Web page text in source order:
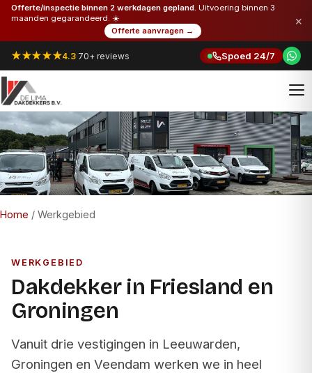
Offerte/inspectie binnen 2 werkdagen gepland. Uitvoering binnen 3
maanden gegarandeerd. ☀️
Offerte aanvragen →
×
★★★★★4.3·70+ reviews Spoed 24/7
Home / Werkgebied
WERKGEBIED
Dakdekker in Friesland en
Groningen
Vanuit drie vestigingen in Leeuwarden,
Groningen en Veendam werken we in heel